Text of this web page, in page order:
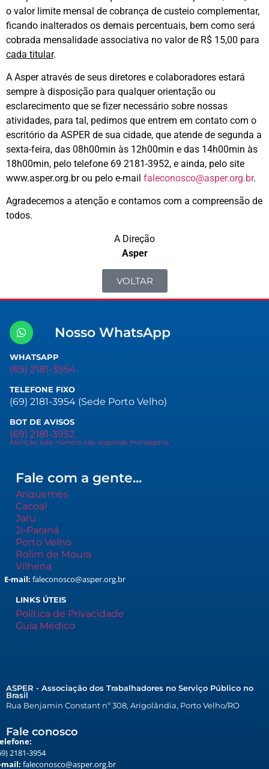
o valor limite mensal de cobrança de custeio complementar,
ficando inalterados os demais percentuais, bem como será
cobrada mensalidade associativa no valor de R$ 15,00 para
cada titular.
A Asper através de seus diretores e colaboradores estará
sempre à disposição para qualquer orientação ou
esclarecimento que se fizer necessário sobre nossas
atividades, para tal, pedimos que entrem em contato com o
escritório da ASPER de sua cidade, que atende de segunda a
sexta-feira, das 08h00min às 12h00min e das 14h00min às
18h00min, pelo telefone 69 2181-3952, e ainda, pelo site
www.asper.org.br ou pelo e-mail faleconosco@asper.org.br.
Agradecemos a atenção e contamos com a compreensão de
todos.
A Direção
Asper
VOLTAR
Nosso WhatsApp
WHATSAPP
(69) 2181-3954
TELEFONE FIXO
(69) 2181-3954 (Sede Porto Velho)
BOT DE AVISOS
(69) 2181-3952
Atenção: este número não responde mensagens.
Fale com a gente...
Ariquemes
Cacoal
Jaru
Ji-Paraná
Porto Velho
Rolim de Moura
Vilhena
E-mail: faleconosco@asper.org.br
LINKS ÚTEIS
Política de Privacidade
Guia Médico
ASPER - Associação dos Trabalhadores no Serviço Público no
Brasil
Rua Benjamin Constant nº 308, Arigolândia, Porto Velho/RO
Fale conosco
2181-3954
mail: faleconosco@asper.org.br